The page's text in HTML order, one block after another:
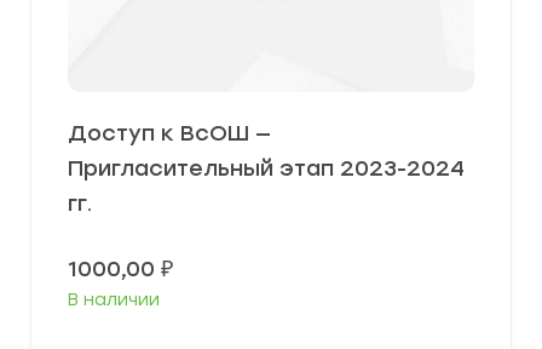
Доступ к ВсОШ —
Пригласительный этап 2023-2024
гг.
1000,00 ₽
В наличии